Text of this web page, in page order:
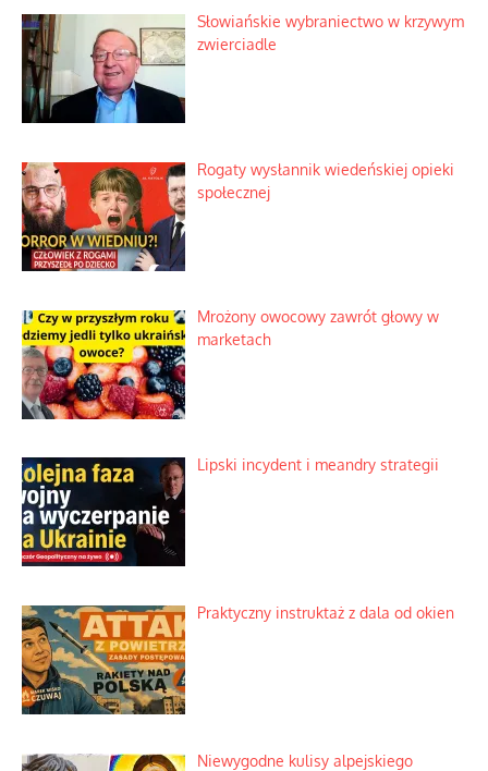
Słowiańskie wybraniectwo w krzywym
zwierciadle
Rogaty wysłannik wiedeńskiej opieki
społecznej
Mrożony owocowy zawrót głowy w
marketach
Lipski incydent i meandry strategii
Praktyczny instruktaż z dala od okien
Niewygodne kulisy alpejskiego